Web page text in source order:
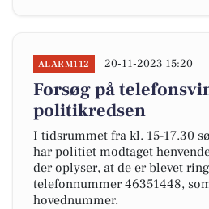
ALARM112 20-11-2023 15:20
Forsøg på
politikredsen
I tidsrummet fra kl. 15-17.30
har politiet modtaget
der oplyser, at de er blevet
telefonnummer 46351448,
hovednummer.